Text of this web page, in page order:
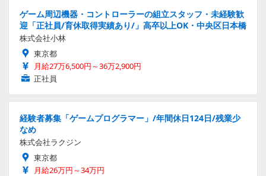
ゲーム周辺機器・コントローラーの組立スタッフ・未経験歓
迎「正社員/育休取得実績あり/」高卒以上OK・中央区日本橋
株式会社小林
東京都
月給27万6,500円～36万2,900円
正社員
経験者募集「ゲームプログラマー」/年間休日124日/残業少
なめ
株式会社ラクジン
東京都
月給26万円～34万円